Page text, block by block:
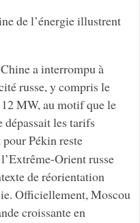
de l’énergie illustrent
a interrompu à
russe, y compris le
MW, au motif que le
les tarifs
pour Pékin reste
Orient russe
de réorientation
Officiellement, Moscou
croissante en